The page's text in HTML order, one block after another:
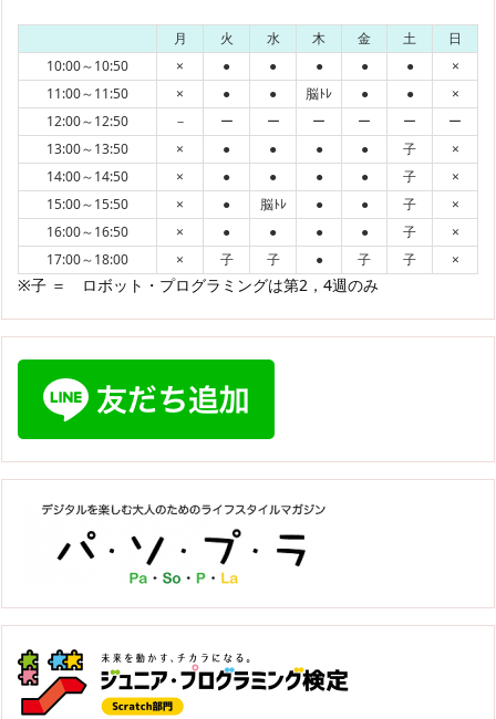
月 火 水 木 金 土
日
10:00～10:50
× ● ● ● ● ●
×
11:00～11:50
× ● ● 脳ﾄﾚ ● ●
×
12:00～12:50
－ ー ー ー ー ー
ー
13:00～13:50
× ● ● ● ● 子
×
14:00～14:50
× ● ● ● ● 子
×
15:00～15:50
× ● 脳ﾄﾚ ● ● 子
×
16:00～16:50
× ● ● ● ● 子
×
17:00～18:00
× 子 子 ● 子 子 ×
※子 ＝ ロボット・プログラミングは第2，4週のみ